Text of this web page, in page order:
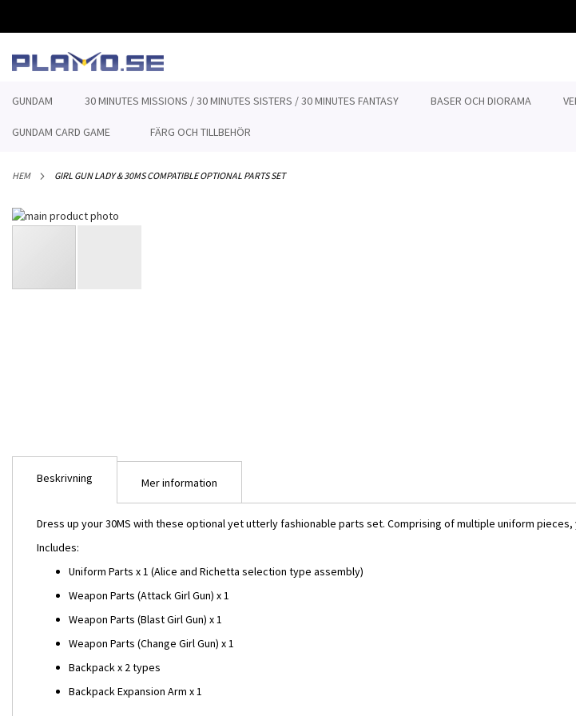
TILL
GUNDAM
30 MINUTES MISSIONS / 30 MINUTES SISTERS / 30 MINUTES FANTASY BASER OCH DIORAMA
GUNDAM CARD GAME FÄRG OCH TILLBEHÖR
HEM GIRL GUN LADY & 30MS COMPATIBLE OPTIONAL PARTS SET
Hoppa
till
Girl Gun Lady & 30MS Compatible Optional Parts Set
Beskrivning
Dress up your 30MS with these optional yet utterly fashionable parts set. Comprising of multiple uniform
Includes:
Uniform Parts x 1 (Alice and Richetta selection type assembly)
Weapon Parts (Attack Girl Gun) x 1
Weapon Parts (Blast Girl Gun) x 1
Weapon Parts (Change Girl Gun) x 1
Backpack x 2 types
Backpack Expansion Arm x 1
Mer information